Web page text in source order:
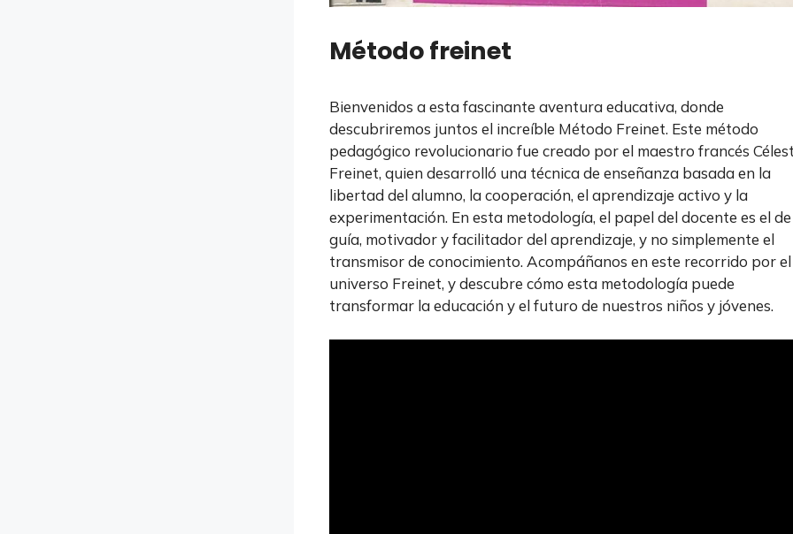
Método freinet
Bienvenidos a esta fascinante aventura educativa, donde
descubriremos juntos el increíble Método Freinet. Este método
pedagógico revolucionario fue creado por el maestro francés
Freinet, quien desarrolló una técnica de enseñanza basada en la
libertad del alumno, la cooperación, el aprendizaje activo y la
experimentación. En esta metodología, el papel del docente es el de
guía, motivador y facilitador del aprendizaje, y no simplemente el
transmisor de conocimiento. Acompáñanos en este recorrido por el
universo Freinet, y descubre cómo esta metodología puede
transformar la educación y el futuro de nuestros niños y jóvenes.